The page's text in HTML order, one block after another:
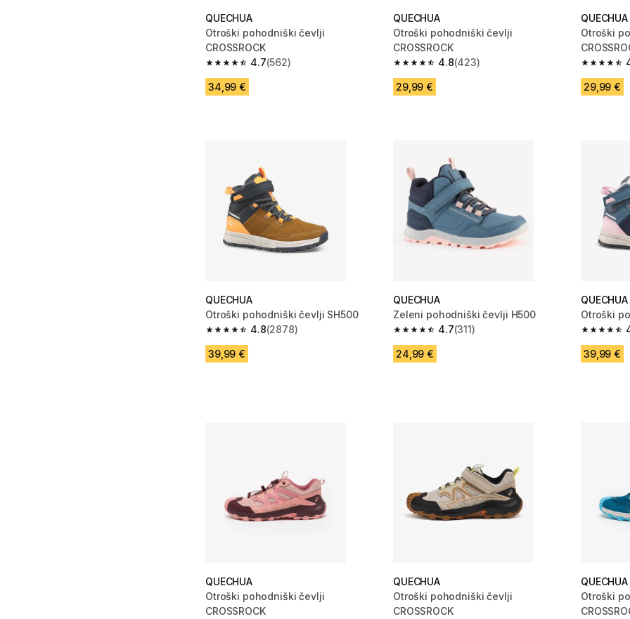
QUECHUA
Otroški pohodniški čevlji
CROSSROCK
4.7
4.7 od 5 zvezdic from 562 ocene
(562)
34,99 €
QUECHUA
Otroški pohodniški čevlji
CROSSROCK
4.8
4.8 od 5 zvezdic from 423 ocene
(423)
29,99 €
QUECHUA
Otroški
4.8 od 5
29,99 €
QUECHUA
Otroški pohodniški čevlji SH500
4.8
4.8 od 5 zvezdic from 2878 ocene
(2878)
39,99 €
QUECHUA
Zeleni pohodniški čevlji H500
4.7
4.7 od 5 zvezdic from 311 ocene
(311)
24,99 €
QUECHUA
Otroški
4.8 od 5
39,99 €
QUECHUA
Otroški pohodniški čevlji
CROSSROCK
QUECHUA
Otroški pohodniški čevlji
CROSSROCK
QUECHUA
Otroški